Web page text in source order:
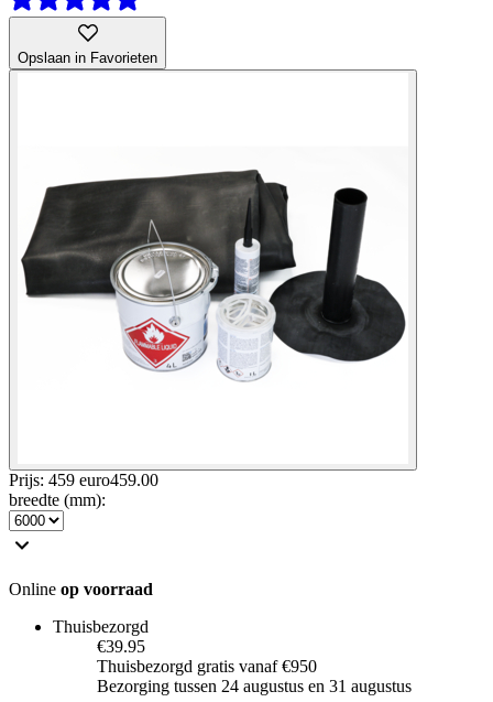
Opslaan in Favorieten
Prijs: 459 euro459.00
breedte (mm):
Online op voorraad
Thuisbezorgd
€39.95
Thuisbezorgd gratis vanaf €950
Bezorging tussen 24 augustus en 31 augustus